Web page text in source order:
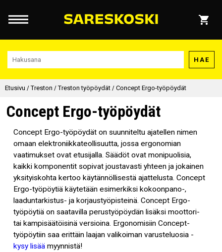
HAE
Etusivu /Treston /Treston työpöydät / Concept Ergo-työpöydät
Concept Ergo-työpöydät
Concept Ergo-työpöydät on suunniteltu ajatellen nimen
omaan elektroniikkateollisuutta, jossa ergonomian
vaatimukset ovat etusijalla. Säädöt ovat monipuolisia,
kaikki komponentit sopivat joustavasti yhteen ja jokainen
yksityiskohta kertoo käytännöllisestä ajattelusta. Concept
Ergo-työpöytiä käytetään esimerkiksi kokoonpano-,
laaduntarkistus- ja korjaustyöpisteinä. Concept Ergo-
työpöytiä on saatavilla perustyöpöydän lisäksi moottori-
tai kampisäätöisinä versioina. Ergonomisiin Concept-
työpöytiin saa erittäin laajan valikoiman varusteluosia -
kysy lisäämyynnistä!